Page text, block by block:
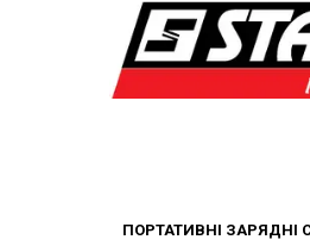
ПОРТАТИВНІ ЗАРЯДНІ